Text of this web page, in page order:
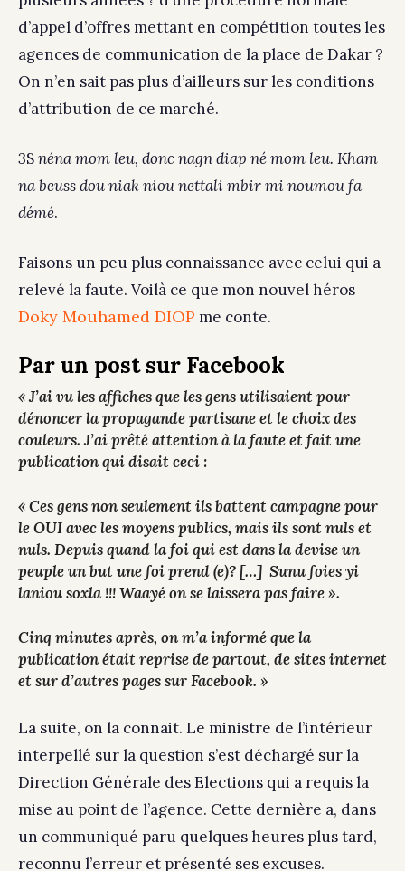
d’appel d’offres mettant en compétition toutes les
agences de communication de la place de Dakar ?
On n’en sait pas plus d’ailleurs sur les conditions
d’attribution de ce marché.
3Snéna mom leu, donc nagn diap né mom leu. Kham
na beuss dou niak niou nettali mbir mi noumou fa
démé.
Faisons un peu plus connaissance avec celui qui a
relevé la faute. Voilà ce que mon nouvel héros
Doky Mouhamed DIOP me conte.
Par un post sur Facebook
«J’ai vu les affiches que les gens utilisaient pour
dénoncer la propagande partisane et le choix des
couleurs. J’ai prêté attention à la faute et fait une
publication qui disait ceci :
« Ces gens non seulement ils battent campagne pour
le OUI avec les moyens publics, mais ils sont nuls et
nuls. Depuis quand la foi qui est dans la devise un
peuple un but une foi prend (e)? […] Sunu foies yi
laniou soxla !!! Waayé on se laissera pas faire ».
Cinq minutes après, on m’a informé que la
publication était reprise de partout, de sites internet
et sur d’autres pages sur Facebook. »
La suite, on la connait. Le ministre de l’intérieur
interpellé sur la question s’est déchargé sur la
Direction Générale des Elections qui a requis la
mise au point de l’agence. Cette dernière a, dans
un communiqué paru quelques heures plus tard,
reconnu l’erreur et présenté ses excuses.